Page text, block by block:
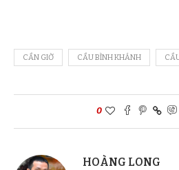
CẦN GIỜ CẦU BÌNH KHÁNH
0
HOÀNG LONG